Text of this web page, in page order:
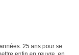
25 ans pour se